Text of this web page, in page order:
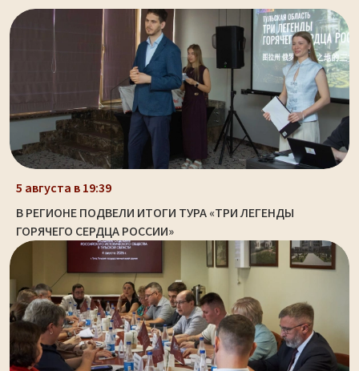
5 августа в 19:39
В РЕГИОНЕ ПОДВЕЛИ ИТОГИ ТУРА «ТРИ ЛЕГЕНДЫ
ГОРЯЧЕГО СЕРДЦА РОССИИ»